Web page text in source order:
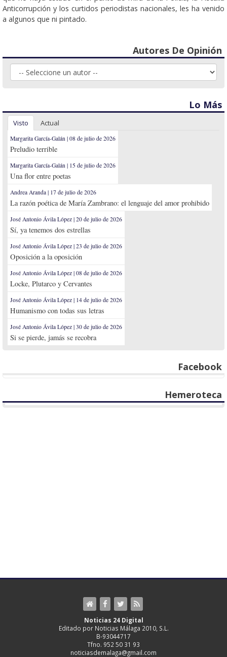
Anticorrupción y los curtidos periodistas nacionales, les ha venido
a algunos que ni pintado.
Autores De Opinión
Lo Más
Visto Actual
Margarita García-Galán | 08 de julio de 2026
Preludio terrible
Margarita García-Galán | 15 de julio de 2026
Una flor entre poetas
Andrea Aranda | 17 de julio de 2026
La razón poética de María Zambrano: el lenguaje del amor prohibido
José Antonio Ávila López | 20 de julio de 2026
Sí, ya tenemos dos estrellas
José Antonio Ávila López | 23 de julio de 2026
Oposición a la oposición
José Antonio Ávila López | 08 de julio de 2026
Locke, Plutarco y Cervantes
José Antonio Ávila López | 14 de julio de 2026
Humanismo con todas sus letras
José Antonio Ávila López | 30 de julio de 2026
Si se pierde, jamás se recobra
Facebook
Hemeroteca
Noticias 24 Digital
Editado por Noticias Málaga 2010, S.L.
B-93044717
Tfno. 952 50 31 93
noticiasdemalaga@gmail.com